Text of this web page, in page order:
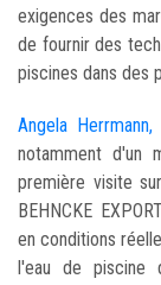
exigences des
de fournir des
piscines dans des
Angela
notamment d'un
première visite
BEHNCKE
en conditions
l'eau de piscine